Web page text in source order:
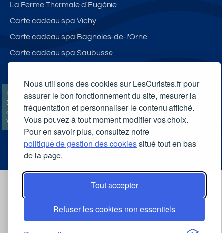
Nous utilisons des cookies sur LesCuristes.fr pour
assurer le bon fonctionnement du site, mesurer la
fréquentation et personnaliser le contenu affiché.
Vous pouvez à tout moment modifier vos choix.
Pour en savoir plus, consultez notre
politique de gestion des cookiessitué tout en bas
de la page.
Tout accepter
Refuser les cookies non essentiels
La Ferme Thermale d'Eugénie
Carte cadeau spa Vichy
Carte cadeau spa Bagnoles-de-l'Orne
Carte cadeau spa Saubusse
LesCuristes.fr participe et est conforme à l'ensemble des
Spécifications et Politiques du Transparency & Consent Framework
de l'IAB Europe et utilise la Consent Management Platform n°92.
Vous pouvez modifier vos choix à tout moment encliquant ici